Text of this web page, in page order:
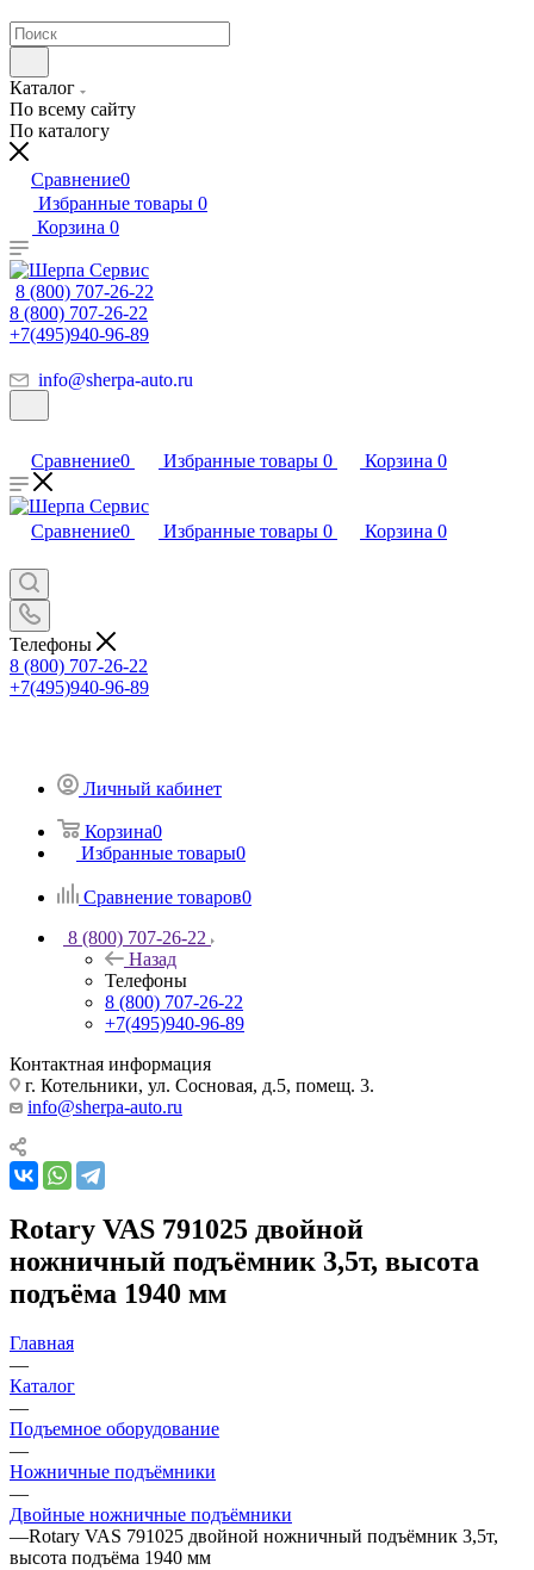
Каталог
По всему сайту
По каталогу
Сравнение0
Избранные товары 0
Корзина 0
8 (800) 707-26-22
8 (800) 707-26-22
+7(495)940-96-89
info@sherpa-auto.ru
Сравнение0 Избранные товары 0 Корзина 0
Сравнение0 Избранные товары 0 Корзина 0
Телефоны
8 (800) 707-26-22
+7(495)940-96-89
Личный кабинет
Корзина0
Избранные товары0
Сравнение товаров0
8 (800) 707-26-22
Назад
Телефоны
8 (800) 707-26-22
+7(495)940-96-89
Контактная информация
г. Котельники, ул. Сосновая, д.5, помещ. 3.
info@sherpa-auto.ru
Rotary VAS 791025 двойной
ножничный подъёмник 3,5т, высота
подъёма 1940 мм
Главная
—
Каталог
—
Подъемное оборудование
—
Ножничные подъёмники
—
Двойные ножничные подъёмники
—Rotary VAS 791025 двойной ножничный подъёмник 3,5т,
высота подъёма 1940 мм